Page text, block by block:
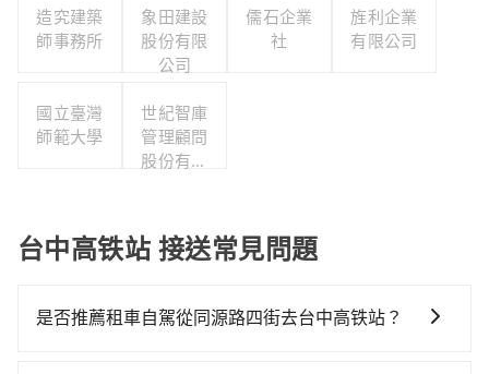
造究建築
師事務所
象田建設
股份有限
公司
儒石企業
社
旌利企業
有限公司
國立臺灣
師範大學
世紀智庫
管理顧問
股份有限
台中高铁站 接送常見問題
是否推薦租車自駕從同源路四街去台中高铁站？